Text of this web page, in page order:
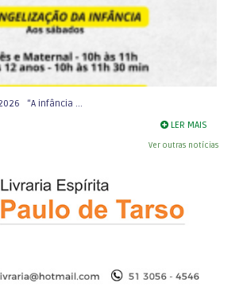
2026 “A infância ...
LER MAIS
Ver outras notícias